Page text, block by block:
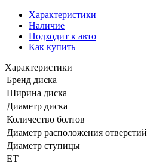
Характеристики
Наличие
Подходит к авто
Как купить
Характеристики
Бренд диска
Ширина диска
Диаметр диска
Количество болтов
Диаметр расположения отверстий
Диаметр ступицы
ЕТ